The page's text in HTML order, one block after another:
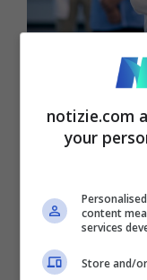
italiana e
stabilisce la
una quota
notizie.com
your
content
services
Store and/